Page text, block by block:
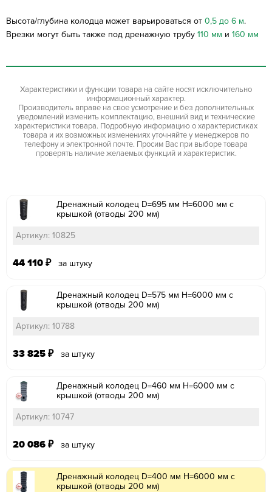
Высота/глубина колодца может варьироваться от 0,5 до 6 м.
Врезки могут быть также под дренажную трубу 110 мм и 160 мм
Характеристики и функции товара на сайте носят исключительно
информационный характер.
Производитель вправе на свое усмотрение и без дополнительных
уведомлений изменить комплектацию, внешний вид и технические
характеристики товара. Подробную информацию о характеристиках
товара и их возможных изменениях уточняйте у менеджеров по
телефону и электронной почте. Просим Вас при выборе товара
проверять наличие желаемых функций и характеристик.
Дренажный колодец D=695 мм H=6000 мм с
крышкой (отводы 200 мм)
Артикул: 10825
44 110 ₽ за штуку
Дренажный колодец D=575 мм H=6000 мм с
крышкой (отводы 200 мм)
Артикул: 10788
33 825 ₽ за штуку
Дренажный колодец D=460 мм H=6000 мм с
крышкой (отводы 200 мм)
Артикул: 10747
20 086 ₽ за штуку
Дренажный колодец D=400 мм H=6000 мм с
крышкой (отводы 200 мм)